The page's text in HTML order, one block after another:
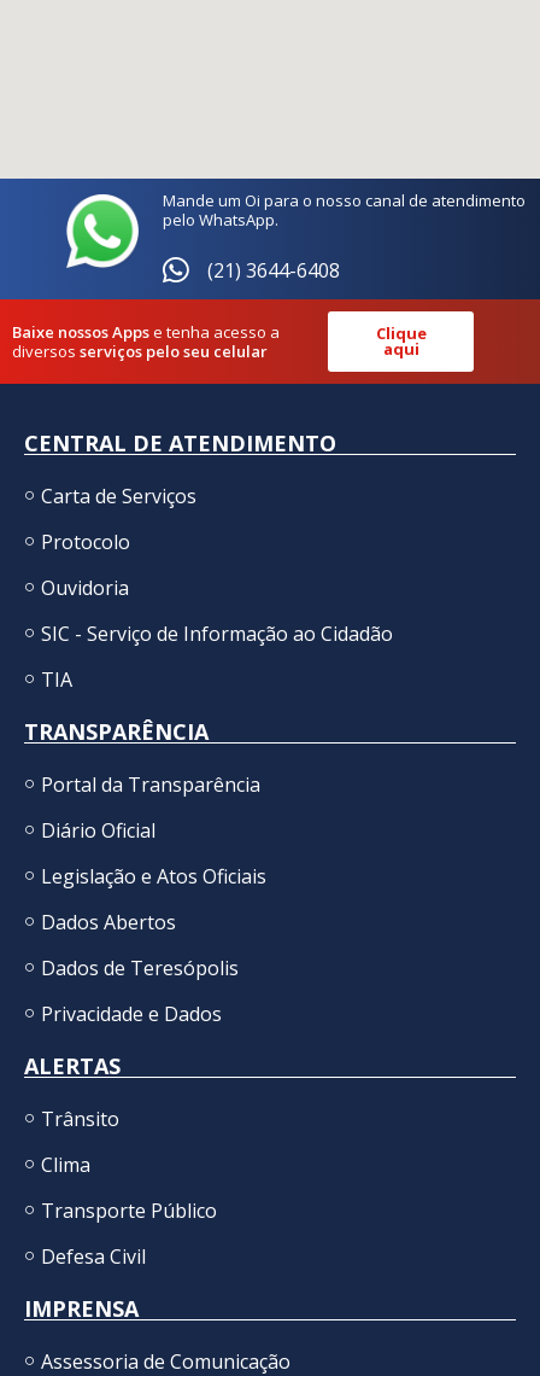
Mande um Oi para o nosso canal de atendimento
pelo WhatsApp.
(21) 3644-6408
Baixe nossos Appse tenha acesso a
diversos serviços pelo seu celular
Clique
aqui
CENTRAL DE ATENDIMENTO
Carta de Serviços
Protocolo
Ouvidoria
SIC - Serviço de Informação ao Cidadão
TIA
TRANSPARÊNCIA
Portal da Transparência
Diário Oficial
Legislação e Atos Oficiais
Dados Abertos
Dados de Teresópolis
Privacidade e Dados
ALERTAS
Trânsito
Clima
Transporte Público
Defesa Civil
IMPRENSA
Assessoria de Comunicação